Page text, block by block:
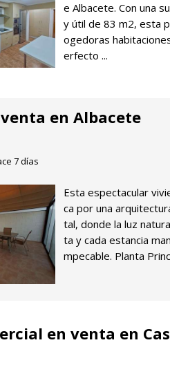
e Albacete. Con una
y útil de 83 m2, esta
ogedoras
erfecto ...
en Albacete
7 días
Esta espectacular
ca por una
tal, donde la luz
ta y cada estancia
mpecable. Planta
en venta en